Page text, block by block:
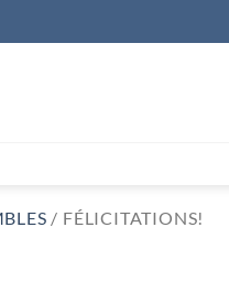
/ FÉLICITATIONS!